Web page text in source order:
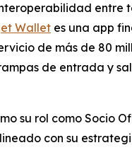
entre
Wallet es una app
de más de 80
de entrada y
su rol como Socio
con su